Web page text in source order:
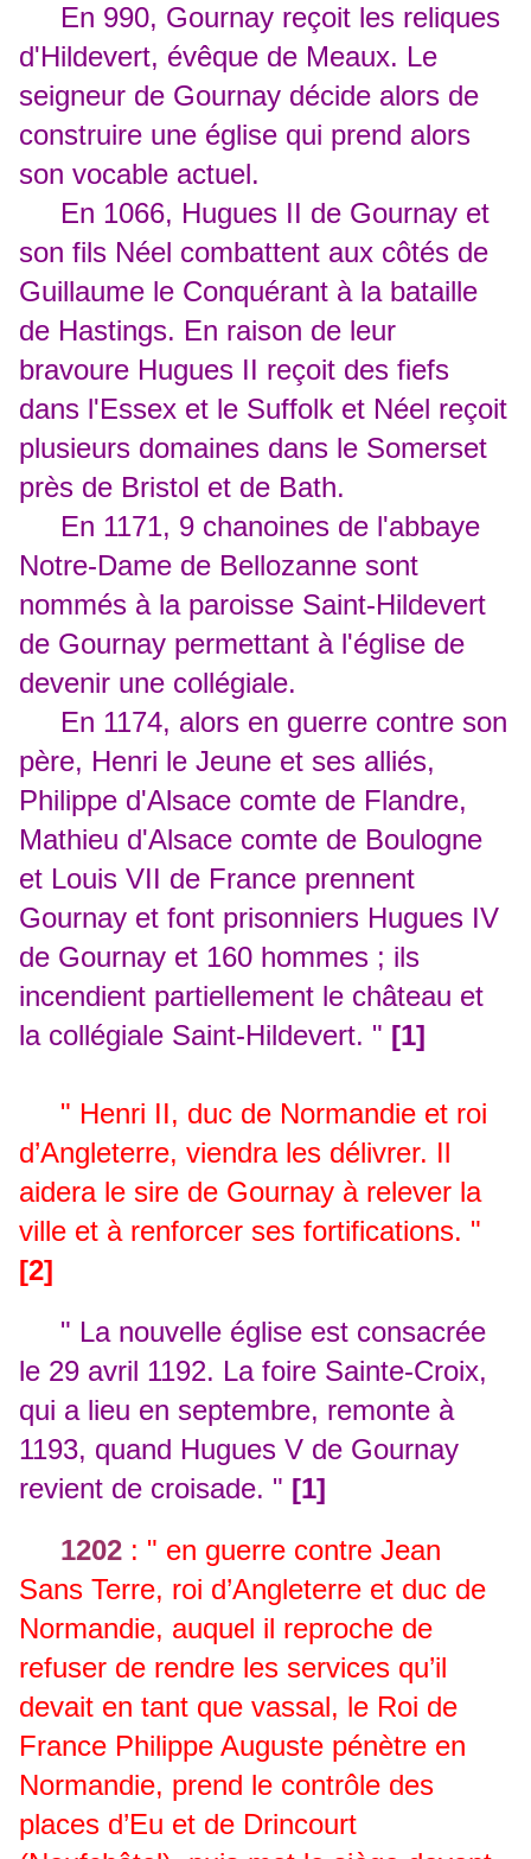
En 990, Gournay reçoit les reliques
d'Hildevert, évêque de Meaux. Le
seigneur de Gournay décide alors de
construire une église qui prend alors
son vocable actuel.
En 1066, Hugues II de Gournay et
son fils Néel combattent aux côtés de
Guillaume le Conquérant à la bataille
de Hastings. En raison de leur
bravoure Hugues II reçoit des fiefs
dans l'Essex et le Suffolk et Néel reçoit
plusieurs domaines dans le Somerset
près de Bristol et de Bath.
En 1171, 9 chanoines de l'abbaye
Notre-Dame de Bellozanne sont
nommés à la paroisse Saint-Hildevert
de Gournay permettant à l'église de
devenir une collégiale.
En 1174, alors en guerre contre son
père, Henri le Jeune et ses alliés,
Philippe d'Alsace comte de Flandre,
Mathieu d'Alsace comte de Boulogne
et Louis VII de France prennent
Gournay et font prisonniers Hugues IV
de Gournay et 160 hommes ; ils
incendient partiellement le château et
la collégiale Saint-Hildevert. " [1]
" Henri II, duc de Normandie et roi
d’Angleterre, viendra les délivrer. Il
aidera le sire de Gournay à relever la
ville et à renforcer ses fortifications. "
[2]
" La nouvelle église est consacrée
le 29 avril 1192. La foire Sainte-Croix,
qui a lieu en septembre, remonte à
1193, quand Hugues V de Gournay
revient de croisade. " [1]
1202 : " en guerre contre Jean
Sans Terre, roi d’Angleterre et duc de
Normandie, auquel il reproche de
refuser de rendre les services qu’il
devait en tant que vassal, le Roi de
France Philippe Auguste pénètre en
Normandie, prend le contrôle des
places d’Eu et de Drincourt